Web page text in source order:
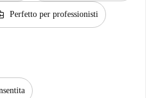
Perfetto per professionisti